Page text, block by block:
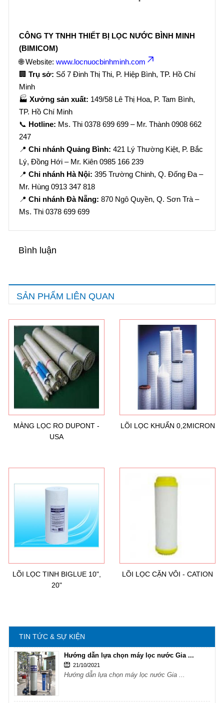
CÔNG TY TNHH THIẾT BỊ LỌC NƯỚC BÌNH MINH
(BIMICOM)
🌐 Website: www.locnuocbinhminh.com
🏢 Trụ sở: Số 7 Đinh Thị Thi, P. Hiệp Bình, TP. Hồ Chí
Minh
🏭 Xưởng sản xuất: 149/58 Lê Thị Hoa, P. Tam Bình,
TP. Hồ Chí Minh
📞 Hotline: Ms. Thi 0378 699 699 – Mr. Thành 0908 662
247
📍 Chi nhánh Quảng Bình: 421 Lý Thường Kiệt, P. Bắc
Lý, Đồng Hới – Mr. Kiên 0985 166 239
📍 Chi nhánh Hà Nội: 395 Trường Chinh, Q. Đống Đa –
Mr. Hùng 0913 347 818
📍 Chi nhánh Đà Nẵng: 870 Ngô Quyền, Q. Sơn Trà –
Ms. Thi 0378 699 699
Bình luận
SẢN PHẨM LIÊN QUAN
MÀNG LỌC RO DUPONT -
USA
LÕI LỌC KHUẨN 0,2MICRON
LÕI LỌC TINH BIGLUE 10",
20"
LÕI LỌC CẶN VÔI - CATION
TIN TỨC & SỰ KIỆN
Hướng dẫn lựa chọn máy lọc nước Gia ...
Ô nhiễm nguồn nước và vấn đề sức khỏe
Hướng dẫn lựa chọn máy lọc nước Gia ...
21/10/2021
Hướng dẫn lựa chọn máy lọc nước Gia ...